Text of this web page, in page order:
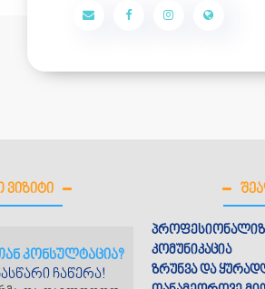
ᲕᲘᲖᲘᲢᲘ
კონსულტაცია?
ჩაწერა!
კომუნიკაცია
ზრუნვა და